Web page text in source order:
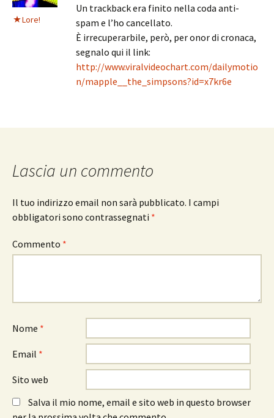
Lore!
Un trackback era finito nella coda anti-
spam e l’ho cancellato.
È irrecuperarbile, però, per onor di cronaca,
segnalo qui il link:
http://www.viralvideochart.com/dailymotio
n/mapple__the_simpsons?id=x7kr6e
Lascia un commento
Il tuo indirizzo email non sarà pubblicato. I campi
obbligatori sono contrassegnati *
Commento *
Nome *
Email *
Sito web
Salva il mio nome, email e sito web in questo browser